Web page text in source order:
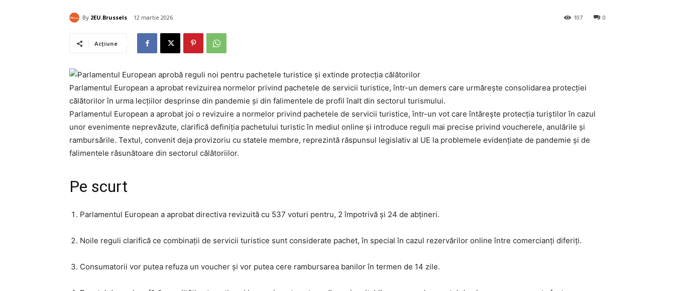
By 2EU.Brussels 12 martie 2026 0
107
Acțiune
Parlamentul European a aprobat revizuirea normelor privind pachetele de servicii turistice, într-un demers care urmărește consolidarea protecției
călătorilor în urma lecțiilor desprinse din pandemie și din falimentele de profil înalt din sectorul turismului.
Parlamentul European a aprobat joi o revizuire a normelor privind pachetele de servicii turistice, într-un vot care întărește protecția turiștilor în cazul
unor evenimente neprevăzute, clarifică definiția pachetului turistic în mediul online și introduce reguli mai precise privind voucherele, anulările și
rambursările. Textul, convenit deja provizoriu cu statele membre, reprezintă răspunsul legislativ al UE la problemele evidențiate de pandemie și de
falimentele răsunătoare din sectorul călătoriilor.
Pe scurt
Parlamentul European a aprobat directiva revizuită cu 537 voturi pentru, 2 împotrivă și 24 de abțineri.
Noile reguli clarifică ce combinații de servicii turistice sunt considerate pachet, în special în cazul rezervărilor online între comercianți diferiți.
Consumatorii vor putea refuza un voucher și vor putea cere rambursarea banilor în termen de 14 zile.